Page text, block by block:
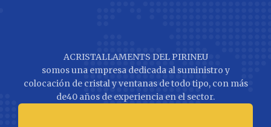
ACRISTALLAMENTS DEL PIRINEU
somos una empresa dedicada al suministro y
colocación de cristal y ventanas de todo tipo, con más
de40 años de experiencia en el sector.